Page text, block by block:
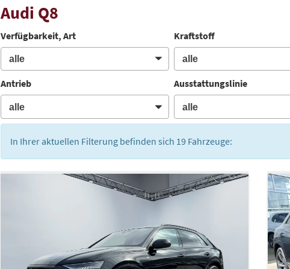
Audi Q8
Verfügbarkeit, Art Kraftstoff
Antrieb Ausstattungslinie
In Ihrer aktuellen Filterung befinden sich 19Fahrzeuge: